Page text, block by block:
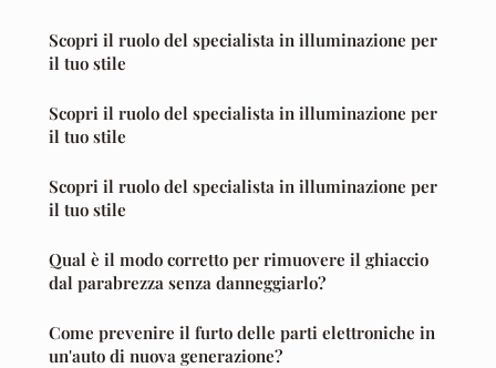
Scopri il ruolo del specialista in illuminazione per
il tuo stile
Scopri il ruolo del specialista in illuminazione per
il tuo stile
Scopri il ruolo del specialista in illuminazione per
il tuo stile
Qual è il modo corretto per rimuovere il ghiaccio
dal parabrezza senza danneggiarlo?
Come prevenire il furto delle parti elettroniche in
un'auto di nuova generazione?